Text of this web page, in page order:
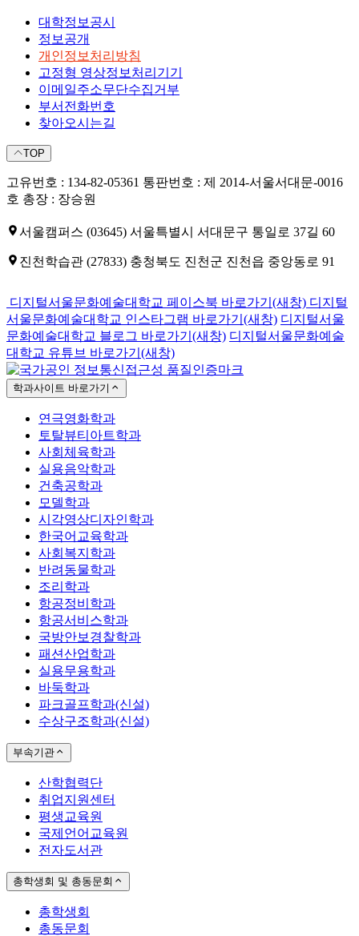
대학정보공시
정보공개
개인정보처리방침
고정형 영상정보처리기기
이메일주소무단수집거부
부서전화번호
찾아오시는길
TOP
고유번호 : 134-82-05361 통판번호 : 제 2014-서울서대문-0016
호 총장 : 장승원
서울캠퍼스 (03645) 서울특별시 서대문구 통일로 37길 60
진천학습관 (27833) 충청북도 진천군 진천읍 중앙동로 91
디지털서울문화예술대학교 페이스북 바로가기(새창) 디지털
서울문화예술대학교 인스타그램 바로가기(새창) 디지털서울
문화예술대학교 블로그 바로가기(새창) 디지털서울문화예술
대학교 유튜브 바로가기(새창)
학과사이트 바로가기
연극영화학과
토탈뷰티아트학과
사회체육학과
실용음악학과
건축공학과
모델학과
시각영상디자인학과
한국어교육학과
사회복지학과
반려동물학과
조리학과
항공정비학과
항공서비스학과
국방안보경찰학과
패션산업학과
실용무용학과
바둑학과
파크골프학과(신설)
수상구조학과(신설)
부속기관
산학협력단
취업지원센터
평생교육원
국제언어교육원
전자도서관
총학생회 및 총동문회
총학생회
총동문회